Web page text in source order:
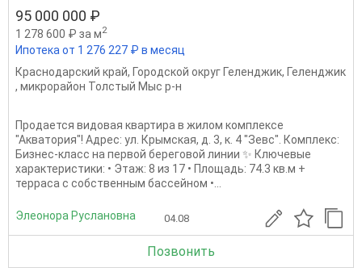
95 000 000 ₽
1 278 600 ₽ за м2
Ипотека от 1 276 227 ₽ в месяц
Краснодарский край, Городской округ Геленджик, Геленджик
, микрорайон Толстый Мыс р-н
Продается видовая квартира в жилом комплексе
"Акватория"! Адрес: ул. Крымская, д. 3, к. 4 "Зевс". Комплекс:
Бизнес-класс на первой береговой линии ✨ Ключевые
характеристики: • Этаж: 8 из 17 • Площадь: 74.3 кв.м +
терраса с собственным бассейном •...
Элеонора Руслановна 04.08
Позвонить